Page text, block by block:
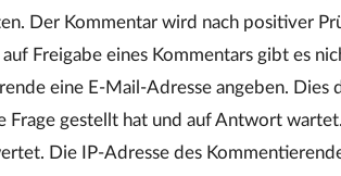
Der Kommentar wird nach positiver
auf Freigabe eines Kommentars gibt es
eine E-Mail-Adresse angeben. Dies
Frage gestellt hat und auf Antwort
Die IP-Adresse des